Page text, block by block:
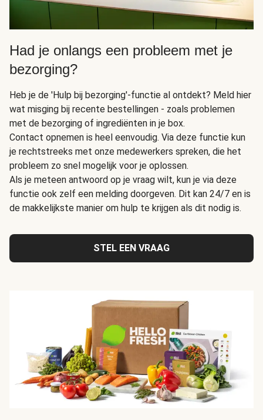
Had je onlangs een probleem met je
bezorging?
Heb je de 'Hulp bij bezorging'-functie al ontdekt? Meld hier
wat misging bij recente bestellingen - zoals problemen
met de bezorging of ingrediënten in je box.
Contact opnemen is heel eenvoudig. Via deze functie kun
je rechtstreeks met onze medewerkers spreken, die het
probleem zo snel mogelijk voor je oplossen.
Als je meteen antwoord op je vraag wilt, kun je via deze
functie ook zelf een melding doorgeven. Dit kan 24/7 en is
de makkelijkste manier om hulp te krijgen als dit nodig is.
STEL EEN VRAAG